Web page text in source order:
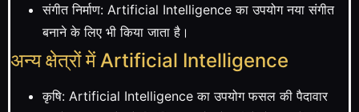
संगीत निर्माण: Artificial Intelligence का उपयोग नया संगीत
बनाने के लिए भी किया जाता है।
अन्य क्षेत्रों में Artificial Intelligence
कृषि: Artificial Intelligence का उपयोग फसल की पैदावार